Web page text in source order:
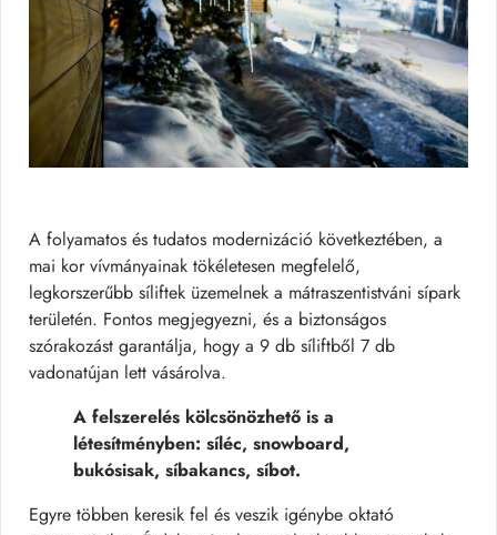
A folyamatos és tudatos modernizáció következtében, a
mai kor vívmányainak tökéletesen megfelelő,
legkorszerűbb síliftek üzemelnek a mátraszentistváni sípark
területén. Fontos megjegyezni, és a biztonságos
szórakozást garantálja, hogy a 9 db síliftből 7 db
vadonatújan lett vásárolva.
A felszerelés kölcsönözhető is a
létesítményben: síléc, snowboard,
bukósisak, síbakancs, síbot.
Egyre többen keresik fel és veszik igénybe oktató